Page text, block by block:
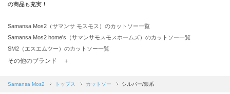
の商品も充実！
Samansa Mos2（サマンサ モスモス）のカットソー一覧
Samansa Mos2 home's（サマンサモスモスホームズ）のカットソー一覧
SM2（エスエムツー）のカットソー一覧
TSUHARU by Samansa Mos2（ツハルバイサマンサモスモス）のカットソー一覧
Samansa Mos2 blue（サマンサモスモス ブルー）のカットソー一覧
その他のブランド ＋
Samansa Mos2 トップス カットソー シルバー/銀系